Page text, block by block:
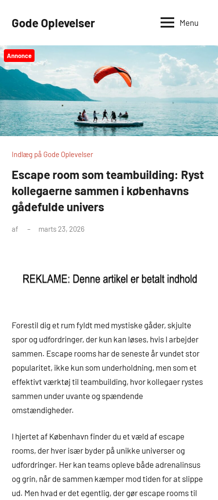
Gode Oplevelser Menu
Annonce
Indlæg på Gode Oplevelser
Escape room som teambuilding: Ryst
kollegaerne sammen i københavns
gådefulde univers
af marts 23, 2026
Forestil dig et rum fyldt med mystiske gåder, skjulte
spor og udfordringer, der kun kan løses, hvis I arbejder
sammen. Escape rooms har de seneste år vundet stor
popularitet, ikke kun som underholdning, men som et
effektivt værktøj til teambuilding, hvor kollegaer rystes
sammen under uvante og spændende
omstændigheder.
I hjertet af København finder du et væld af escape
rooms, der hver især byder på unikke universer og
udfordringer. Her kan teams opleve både adrenalinsus
og grin, når de sammen kæmper mod tiden for at slippe
ud. Men hvad er det egentlig, der gør escape rooms til